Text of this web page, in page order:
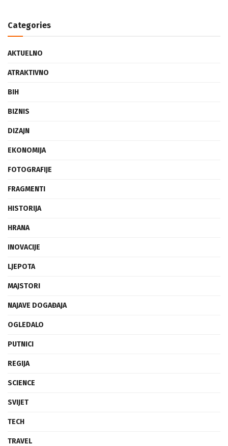
Categories
AKTUELNO
ATRAKTIVNO
BIH
BIZNIS
DIZAJN
EKONOMIJA
FOTOGRAFIJE
FRAGMENTI
HISTORIJA
HRANA
INOVACIJE
LJEPOTA
MAJSTORI
NAJAVE DOGAĐAJA
OGLEDALO
PUTNICI
REGIJA
SCIENCE
SVIJET
TECH
TRAVEL